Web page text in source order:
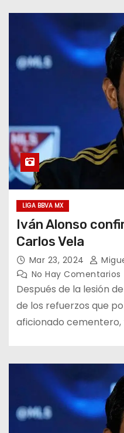
LIGA BBVA MX
Iván Alonso
Carlos Vela
Mar 23, 2024
No Hay Comentarios
Después de la lesión
de los refuerzos que
aficionado cementero,